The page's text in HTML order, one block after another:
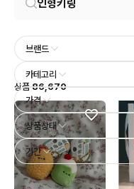
브랜드
카테고리
가격
상품상태
기간
상품 86,670